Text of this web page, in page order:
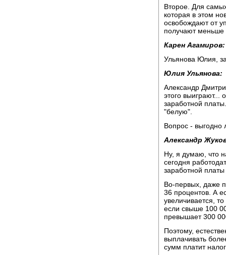
Второе. Для
которая в этом
освобождают от
получают меньше
Карен Агамиров:
Ульянова Юлия,
Юлия Ульянова:
Александр
этого выиграют...
заработной
"белую".
Вопрос - выгодно
Александр
Ну, я думаю, что
сегодня
заработной
Во-первых, даже
36 процентов. А
увеличивается,
если свыше 100
превышает 300
Поэтому,
выплачивать
сумм платит